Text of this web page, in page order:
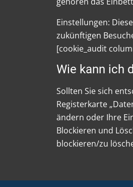
Einstellungen:
zukünftigen
[cookie_audit
Wie kann ich
Sollten Sie sich
Registerkarte
ändern oder Ihre
Blockieren und
blockieren/zu